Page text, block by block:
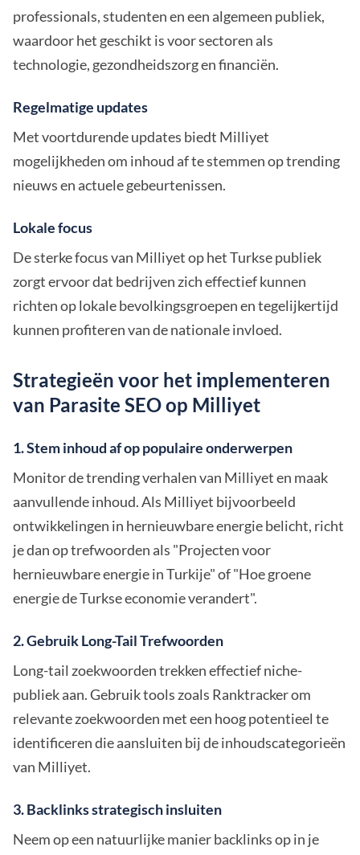
professionals, studenten en een algemeen publiek,
waardoor het geschikt is voor sectoren als
technologie, gezondheidszorg en financiën.
Regelmatige updates
Met voortdurende updates biedt Milliyet
mogelijkheden om inhoud af te stemmen op trending
nieuws en actuele gebeurtenissen.
Lokale focus
De sterke focus van Milliyet op het Turkse publiek
zorgt ervoor dat bedrijven zich effectief kunnen
richten op lokale bevolkingsgroepen en tegelijkertijd
kunnen profiteren van de nationale invloed.
Strategieën voor het implementeren
van Parasite SEO op Milliyet
1. Stem inhoud af op populaire onderwerpen
Monitor de trending verhalen van Milliyet en maak
aanvullende inhoud. Als Milliyet bijvoorbeeld
ontwikkelingen in hernieuwbare energie belicht, richt
je dan op trefwoorden als "Projecten voor
hernieuwbare energie in Turkije" of "Hoe groene
energie de Turkse economie verandert".
2. Gebruik Long-Tail Trefwoorden
Long-tail zoekwoorden trekken effectief niche-
publiek aan. Gebruik tools zoals Ranktracker om
relevante zoekwoorden met een hoog potentieel te
identificeren die aansluiten bij de inhoudscategorieën
van Milliyet.
3. Backlinks strategisch insluiten
Neem op een natuurlijke manier backlinks op in je